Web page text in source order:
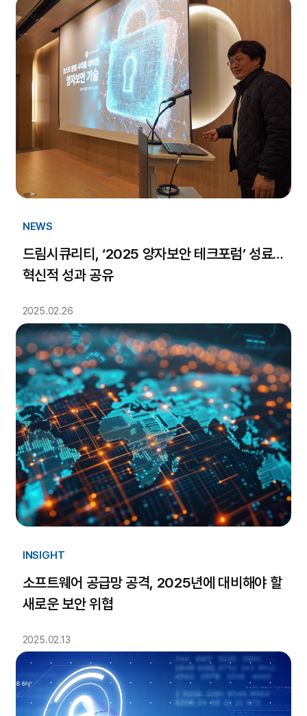
NEWS
드림시큐리티, ‘2025 양자보안 테크포럼’ 성료…
혁신적 성과 공유
2025.02.26
INSIGHT
소프트웨어 공급망 공격, 2025년에 대비해야 할
새로운 보안 위협
2025.02.13